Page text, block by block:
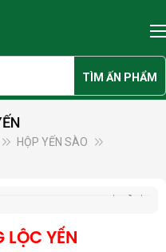
TÌM ẤN PHẨM
HỘP YẾN SÀO
LỘC YẾN